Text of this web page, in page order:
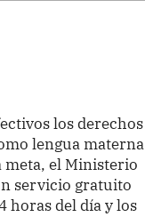
los derechos
lengua materna
meta, el Ministerio
servicio gratuito
horas del día y los